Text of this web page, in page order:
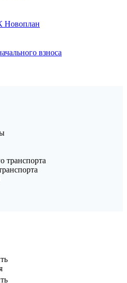
Новоплан
взноса